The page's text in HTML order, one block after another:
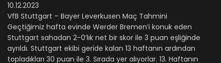
10.12.2023
VfB Stuttgart – Bayer Leverkusen Maç Tahmini
Geçtiğimiz hafta evinde Werder Bremen’i konuk eden
Stuttgart sahadan 2-0’lık net bir skor ile 3 puan eşliğinde
ayrıldı. Stuttgart ekibi geride kalan 13 haftanın ardından
topladıkları 30 puan ile 3. Sırada yer alıyorlar. 13. Haftanın